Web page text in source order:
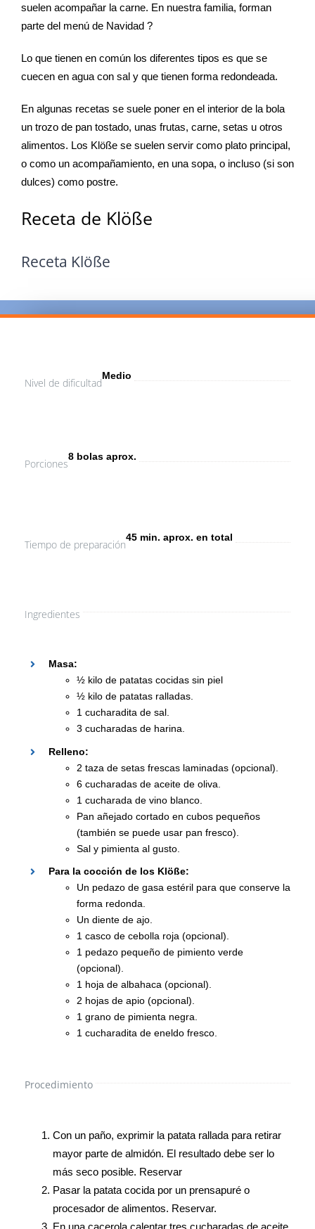
suelen acompañar la carne. En nuestra familia, forman
parte del menú de Navidad ?
Lo que tienen en común los diferentes tipos es que se
cuecen en agua con sal y que tienen forma redondeada.
En algunas recetas se suele poner en el interior de la bola
un trozo de pan tostado, unas frutas, carne, setas u otros
alimentos. Los Klöße se suelen servir como plato principal,
o como un acompañamiento, en una sopa, o incluso (si son
dulces) como postre.
Receta de Klöße
Receta Klöße
Nivel de dificultad
Medio
Porciones
8 bolas aprox.
Tiempo de preparación
45 min. aprox. en total
Ingredientes
Masa:
½ kilo de patatas cocidas sin piel
½ kilo de patatas ralladas.
1 cucharadita de sal.
3 cucharadas de harina.
Relleno:
2 taza de setas frescas laminadas (opcional).
6 cucharadas de aceite de oliva.
1 cucharada de vino blanco.
Pan añejado cortado en cubos pequeños
(también se puede usar pan fresco).
Sal y pimienta al gusto.
Para la cocción de los Klöße:
Un pedazo de gasa estéril para que conserve la
forma redonda.
Un diente de ajo.
1 casco de cebolla roja (opcional).
1 pedazo pequeño de pimiento verde
(opcional).
1 hoja de albahaca (opcional).
2 hojas de apio (opcional).
1 grano de pimienta negra.
1 cucharadita de eneldo fresco.
Procedimiento
Con un paño, exprimir la patata rallada para retirar
mayor parte de almidón. El resultado debe ser lo
más seco posible. Reservar
Pasar la patata cocida por un prensapuré o
procesador de alimentos. Reservar.